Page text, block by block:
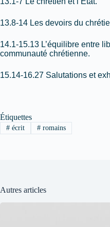
13.8-14 Les devoirs du
14.1-15.13 L’équilibre entre
communauté chrétienne.
15.14-16.27 Salutations et
Étiquettes
#écrit #romains
Autres articles